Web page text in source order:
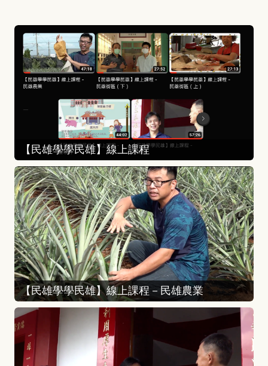
【民雄學學民雄】線上課程
【民雄學學民雄】線上課程－民雄農業